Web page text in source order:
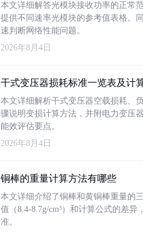
本文详细解答光模块接收功率的正常
提供不同速率光模块的参考值表格。
速判断网络性能问题。
2026年8月4日
干式变压器损耗标准一览表及计
本文详细解析干式变压器空载损耗、
骤说明变损计算方法，并附电力变压
能效评估要点。
2026年8月4日
铜棒的重量计算方法有哪些
本文详细介绍了铜棒和黄铜棒重量的
值（8.4-8.7g/cm³）和计算公式的差
准。